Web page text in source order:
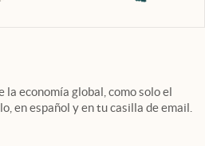
en nueva pestaña
la economía global, como solo el
en español y en tu casilla de email.